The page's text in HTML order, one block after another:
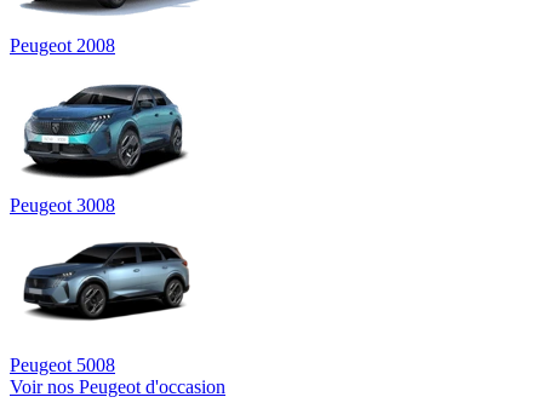
Peugeot 2008
Peugeot 3008
Peugeot 5008
Voir nos Peugeot d'occasion